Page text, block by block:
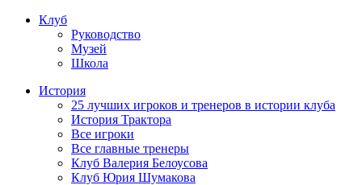
Клуб
Руководство
Музей
Школа
История
25 лучших игроков и тренеров в истории клуба
История Трактора
Все игроки
Все главные тренеры
Клуб Валерия Белоусова
Клуб Юрия Шумакова